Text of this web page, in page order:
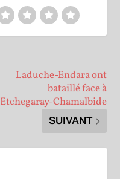
Laduche-Endara ont
bataillé face à
Etchegaray-Chamalbide
SUIVANT